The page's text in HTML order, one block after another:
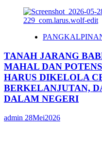
TANAH JARANG
MAHAL DAN
HARUS DIKELOLA
BERKELANJUTAN,
DALAM NEGERI
admin 28Mei2026